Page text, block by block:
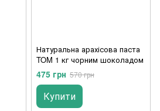
Натуральна арахісова паста
TOM 1 кг чорним шоколадом
475 грн 570 грн
Купити